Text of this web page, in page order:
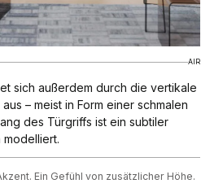
AIR
sich außerdem durch die vertikale
– meist in Form einer schmalen
des Türgriffs ist ein subtiler
modelliert.
Ein Gefühl von zusätzlicher Höhe.